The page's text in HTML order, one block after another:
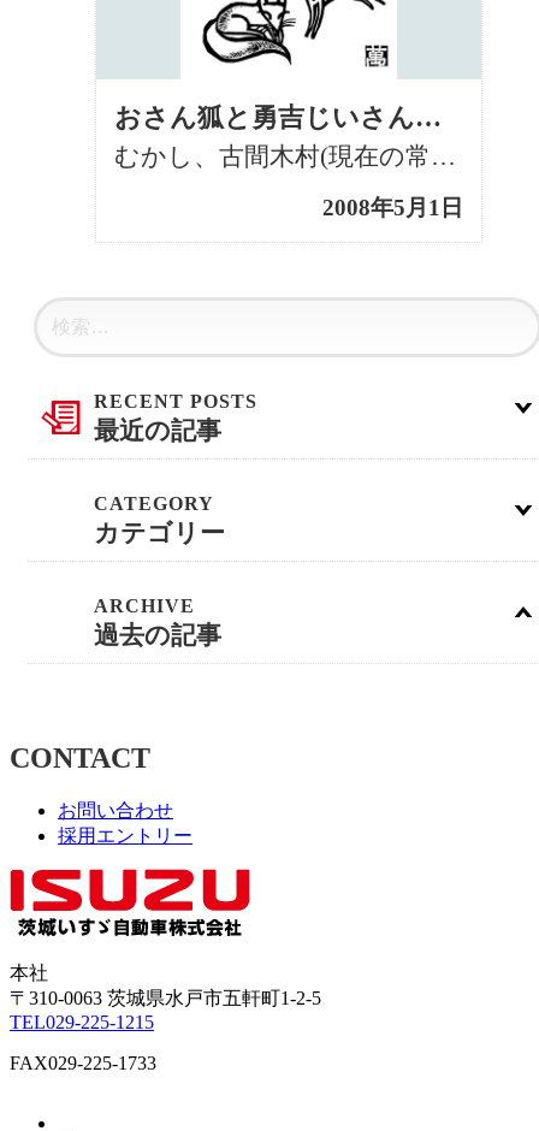
おさん狐と勇吉じいさん（常総市）
2008年5月1日
最近の記事
カテゴリー
過去の記事
CONTACT
お問い合わせ
採用エントリー
本社
〒310-0063 茨城県水戸市五軒町1-2-5
TEL029-225-1215
FAX029-225-1733